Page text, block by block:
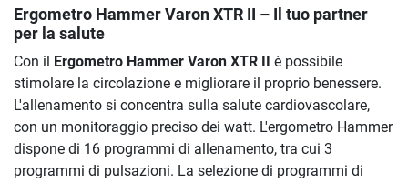
Ergometro Hammer Varon XTR II
– Il tuo partner
per la salute
Con il Ergometro Hammer Varon XTR II
è possibile
stimolare la circolazione e migliorare il proprio benessere.
L'allenamento si concentra sulla salute cardiovascolare,
con un monitoraggio preciso dei watt. L'ergometro Hammer
dispone di 16 programmi di allenamento, tra cui 3
programmi di pulsazioni. La selezione di programmi di